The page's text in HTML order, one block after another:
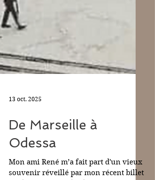
13 oct. 2025
De Marseille à
Odessa